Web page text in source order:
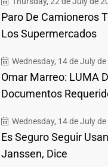
Paro De Camioneros
Los Supermercados
Wednesday, 14 de July
Omar Marreo: LUMA
Documentos
Wednesday, 14 de July
Es Seguro Seguir
Janssen, Dice